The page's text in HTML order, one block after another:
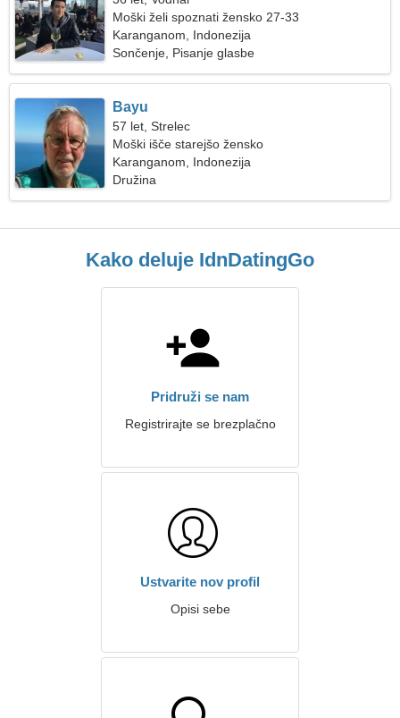
Moški želi spoznati žensko 27-33
Karanganom, Indonezija
Sončenje, Pisanje glasbe
Bayu
57 let, Strelec
Moški išče starejšo žensko
Karanganom, Indonezija
Družina
Kako deluje IdnDatingGo
Pridruži se nam
Registrirajte se brezplačno
Ustvarite nov profil
Opisi sebe